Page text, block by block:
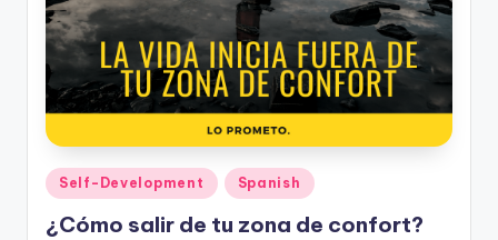
Posted
in
Self-Development Spanish
¿Cómo salir de tu zona de confort?